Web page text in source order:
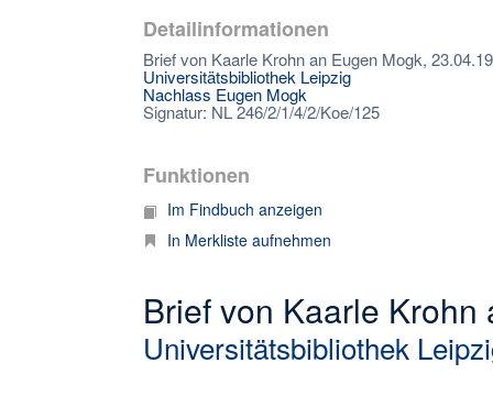
Detailinformationen
Brief von Kaarle Krohn an Eugen Mogk,
Universitätsbibliothek Leipzig
Nachlass Eugen Mogk
Signatur: NL 246/2/1/4/2/Koe/125
Funktionen
Im Findbuch anzeigen
In Merkliste aufnehmen
Brief von Kaarle
Universitätsbibliothek